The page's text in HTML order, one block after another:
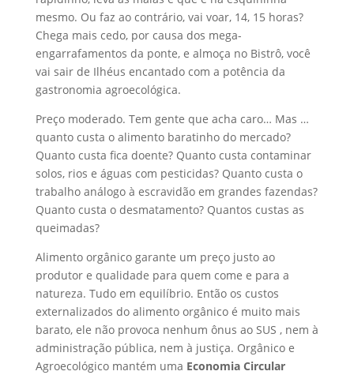
mesmo. Ou faz ao contrário, vai voar, 14, 15 horas?
Chega mais cedo, por causa dos mega-
engarrafamentos da ponte, e almoça no Bistrô, você
vai sair de Ilhéus encantado com a potência da
gastronomia agroecológica.
Preço moderado. Tem gente que acha caro… Mas …
quanto custa o alimento baratinho do mercado?
Quanto custa fica doente? Quanto custa contaminar
solos, rios e águas com pesticidas? Quanto custa o
trabalho análogo à escravidão em grandes fazendas?
Quanto custa o desmatamento? Quantos custas as
queimadas?
Alimento orgânico garante um preço justo ao
produtor e qualidade para quem come e para a
natureza. Tudo em equilíbrio. Então os custos
externalizados do alimento orgânico é muito mais
barato, ele não provoca nenhum ônus ao SUS , nem à
administração pública, nem à justiça. Orgânico e
Agroecológico mantém uma Economia Circular